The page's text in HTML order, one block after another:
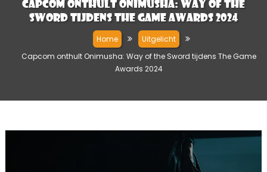
Capcom onthult Onimusha: Way of the
Sword tijdens The Game Awards 2024
Home
Uitgelicht
Capcom onthult Onimusha: Way of the Sword tijdens The Game
Awards 2024